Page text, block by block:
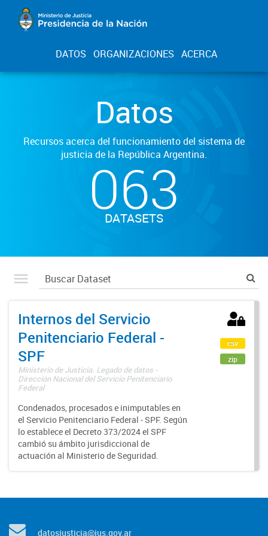
DATOS ORGANIZACIONES ACERCA
Datos
Recursos acerca del funcionamiento del sistema de
justicia de la República Argentina.
063
DATASETS
Internos del Servicio
Penitenciario Federal -
SPF
Ministerio de Justicia. Legado de datos -
Dirección Nacional del Servicio Penitenciario
Federal
Condenados, procesados e inimputables en
el Servicio Penitenciario Federal - SPF. Según
lo establece el Decreto 373/2024 el SPF
cambió su ámbito jurisdiccional de
actuación al Ministerio de Seguridad.
csv
zip
datosjusticia@jus.gov.ar